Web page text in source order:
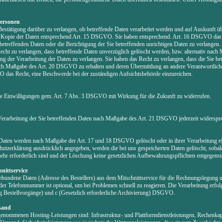
darüber zu verlangen, ob betreffende Daten verarbeitet werden und auf Auskunft
der Daten entsprechend Art. 15 DSGVO. Sie haben entsprechend. Art. 16 DSGVO
Daten oder die Berichtigung der Sie betreffenden unrichtigen Daten zu verlangen.
zu verlangen, dass betreffende Daten unverzüglich gelöscht werden, bzw. alternativ nach
der Verarbeitung der Daten zu verlangen. Sie haben das Recht zu verlangen, dass die Sie
Maßgabe des Art. 20 DSGVO zu erhalten und deren Übermittlung an andere
das Recht, eine Beschwerde bei der zuständigen Aufsichtsbehörde einzureichen.
Einwilligungen gem. Art. 7 Abs. 3 DSGVO mit Wirkung für die Zukunft zu widerrufen.
der Sie betreffenden Daten nach Maßgabe des Art. 21 DSGVO jederzeit
werden nach Maßgabe der Art. 17 und 18 DSGVO gelöscht oder in ihrer Verarbeitung
ausdrücklich angegeben, werden die bei uns gespeicherten Daten gelöscht,
erforderlich sind und der Löschung keine gesetzlichen Aufbewahrungspflichten
Daten (Adresse des Bestellers) aus dem Mitschnittservice für die Rechnungslegung
Telefonnummer ist optional, um bei Problemen schnell zu reagieren. Die Verarbeitung
und c (Gesetzlich erforderliche Archivierung) DSGVO.
Hosting-Leistungen sind: Infrastruktur- und Plattformdienstleistungen,